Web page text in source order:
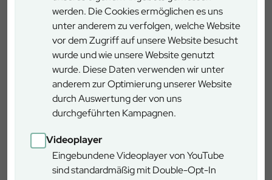
werden. Die Cookies ermöglichen es uns
unter anderem zu verfolgen, welche Website
vor dem Zugriff auf unsere Website besucht
wurde und wie unsere Website genutzt
wurde. Diese Daten verwenden wir unter
anderem zur Optimierung unserer Website
durch Auswertung der von uns
durchgeführten Kampagnen.
Videoplayer
Eingebundene Videoplayer von YouTube
sind standardmäßig mit Double-Opt-In
unserer Hütte erfolgreich abschließen konnten. Unser
besonderer Dank gilt den beteiligten eigenen Forstwirten
und Handwerkern.“
Dank der rechtzeitigen Fertigstellung pünktlich zum Start
der Sommerwandersaison können Besucher die Hütte nun
wieder uneingeschränkt als Ausflugsziel mit Brotzeitbank
vor der Hütte nutzen. Die Sanierungsmaßnahme stellt
Jahrzehnten ein sicherer und einladender Ort bleibt.
Die erfolgreiche Umsetzung des Projekts wurde durch die
Bayerischen Staatsforsten finanziert.